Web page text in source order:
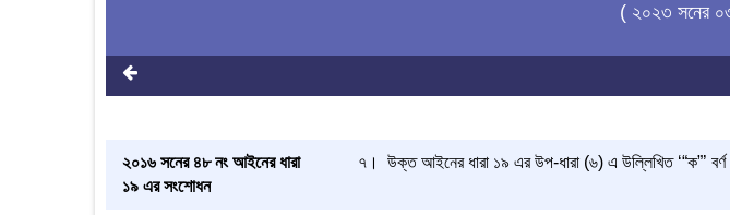
( ২০২৩ সনের
২০১৬ সনের ৪৮ নং আইনের ধারা
১৯ এর সংশোধন
৭। উক্ত আইনের ধারা ১৯ এর উপ-ধারা (৬) এ উল্লিখিত ‘“ক”’ বর্ণ